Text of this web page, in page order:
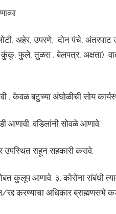
अहेर, उपरणे, दोन पंचे, अंतरपाट
कुंकू, फुले, तुळस , बेलपत्र,
केवळ बटुच्या अंघोळीची सोय
आणावी. वडिलांनी सोवळे आणावे.
राहून सहकारी करावे.
कुलूप आणावे. ३. कोरोना संबंधी
रद्द करण्याचा अधिकार ब्राह्मणसभे